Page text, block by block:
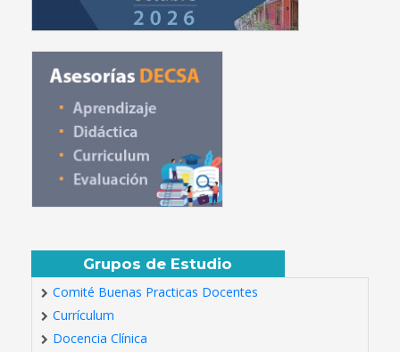
Grupos de Estudio
Comité Buenas Practicas Docentes
Currículum
Docencia Clínica